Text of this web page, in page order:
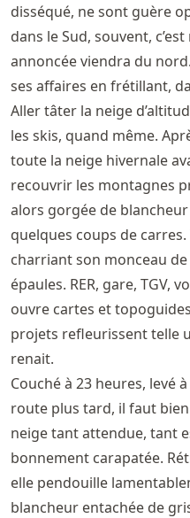
disséqué, ne sont guère
dans le Sud, souvent,
annoncée viendra du
ses affaires en frétillant,
Aller tâter la neige
les skis, quand même.
toute la neige hivernale
recouvrir les montagnes
alors gorgée de
quelques coups de carres.
charriant son monceau
épaules. RER, gare, TGV,
ouvre cartes et
projets refleurissent telle
renait.
Couché à 23 heures, levé
route plus tard, il faut bien
neige tant attendue, tant
bonnement carapatée.
elle pendouille
blancheur entachée de